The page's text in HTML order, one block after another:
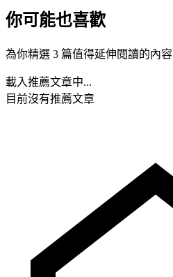
你可能也喜歡
為你精選 3 篇值得延伸閱讀的內容
載入推薦文章中...
目前沒有推薦文章